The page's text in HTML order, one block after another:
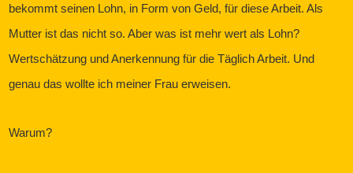
bekommt seinen Lohn, in Form von Geld, für diese Arbeit. Als
Mutter ist das nicht so. Aber was ist mehr wert als Lohn?
Wertschätzung und Anerkennung für die Täglich Arbeit. Und
genau das wollte ich meiner Frau erweisen.
Warum?